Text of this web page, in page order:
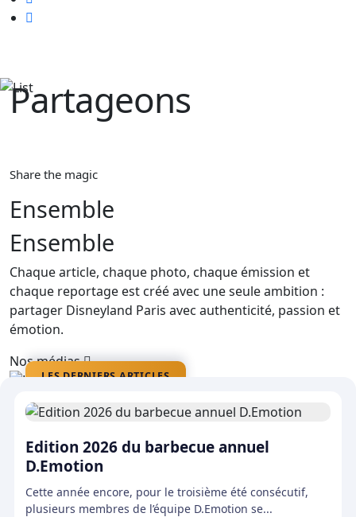
Partageons‎ ‎
La magie
Share the magic
Ensemble
Ensemble
Chaque article, chaque photo, chaque émission et
chaque reportage est créé avec une seule ambition :
partager Disneyland Paris avec authenticité, passion et
émotion.
Nos médias
LES DERNIERS ARTICLES
Edition 2026 du barbecue annuel
D.Emotion
Cette année encore, pour le troisième été consécutif,
plusieurs membres de l’équipe D.Emotion se...